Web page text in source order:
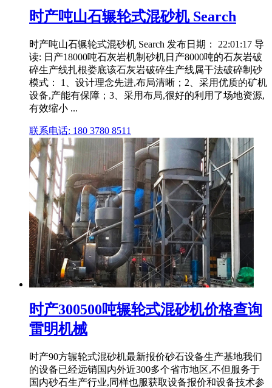
时产吨山石辗轮式混砂机 Search
时产吨山石辗轮式混砂机 Search 发布日期： 22:01:17 导
读: 日产18000吨石灰岩机制砂机日产8000吨的石灰岩破
碎生产线扎根娄底该石灰岩破碎生产线属干法破碎制砂
模式： 1、设计理念先进,布局清晰；2、采用优质的矿机
设备,产能有保障；3、采用布局,很好的利用了场地资源,
有效缩小 ...
联系电话: 180 3780 8511
时产300500吨辗轮式混砂机价格查询
雷明机械
时产90方辗轮式混砂机最新报价砂石设备生产基地我们
的设备已经远销国内外近300多个省市地区,不但服务于
国内砂石生产行业,同样也服获取设备报价和设备技术参